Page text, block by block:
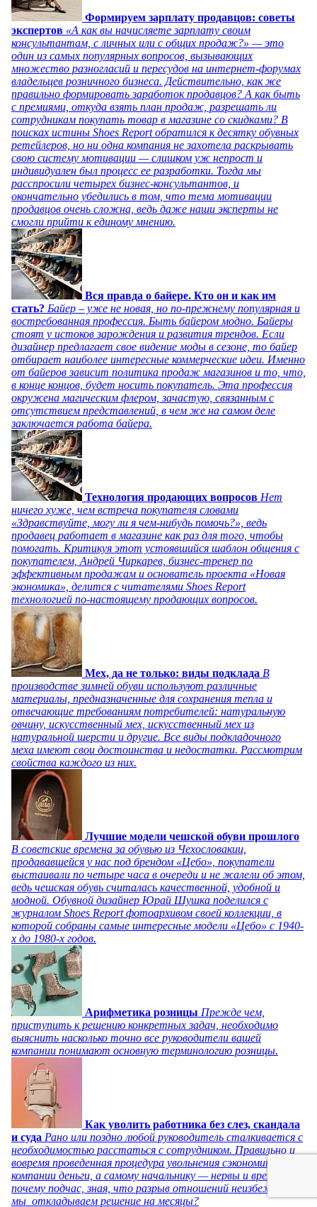
Формируем зарплату продавцов: советы
экспертов «А как вы начисляете зарплату своим
консультантам, с личных или с общих продаж?» — это
один из самых популярных вопросов, вызывающих
множество разногласий и пересудов на интернет-форумах
владельцев розничного бизнеса. Действительно, как же
правильно формировать заработок продавцов? А как быть
с премиями, откуда взять план продаж, разрешать ли
сотрудникам покупать товар в магазине со скидками? В
поисках истины Shoes Report обратился к десятку обувных
ретейлеров, но ни одна компания не захотела раскрывать
свою систему мотивации — слишком уж непрост и
индивидуален был процесс ее разработки. Тогда мы
расспросили четырех бизнес-консультантов, и
окончательно убедились в том, что тема мотивации
продавцов очень сложна, ведь даже наши эксперты не
смогли прийти к единому мнению.
Вся правда о байере. Кто он и как им
стать? Байер – уже не новая, но по-прежнему популярная и
востребованная профессия. Быть байером модно. Байеры
стоят у истоков зарождения и развития трендов. Если
дизайнер предлагает свое видение моды в сезоне, то байер
отбирает наиболее интересные коммерческие идеи. Именно
от байеров зависит политика продаж магазинов и то, что,
в конце концов, будет носить покупатель. Эта профессия
окружена магическим флером, зачастую, связанным с
отсутствием представлений, в чем же на самом деле
заключается работа байера.
Технология продающих вопросов Нет
ничего хуже, чем встреча покупателя словами
«Здравствуйте, могу ли я чем-нибудь помочь?», ведь
продавец работает в магазине как раз для того, чтобы
помогать. Критикуя этот устоявшийся шаблон общения с
покупателем, Андрей Чиркарев, бизнес-тренер по
эффективным продажам и основатель проекта «Новая
экономика», делится с читателями Shoes Report
технологией по-настоящему продающих вопросов.
Мех, да не только: виды подклада В
производстве зимней обуви используют различные
материалы, предназначенные для сохранения тепла и
отвечающие требованиям потребителей: натуральную
овчину, искусственный мех, искусственный мех из
натуральной шерсти и другие. Все виды подкладочного
меха имеют свои достоинства и недостатки. Рассмотрим
свойства каждого из них.
Лучшие модели чешской обуви прошлого
В советские времена за обувью из Чехословакии,
продававшейся у нас под брендом «Цебо», покупатели
выстаивали по четыре часа в очереди и не жалели об этом,
ведь чешская обувь считалась качественной, удобной и
модной. Обувной дизайнер Юрай Шушка поделился с
журналом Shoes Report фотоархивом своей коллекции, в
которой собраны самые интересные модели «Цебо» с 1940-
х до 1980-х годов.
Арифметика розницы Прежде чем,
приступить к решению конкретных задач, необходимо
выяснить насколько точно все руководители вашей
компании понимают основную терминологию розницы.
Как уволить работника без слез, скандала
и суда Рано или поздно любой руководитель сталкивается с
необходимостью расстаться с сотрудником. Правильно и
вовремя проведенная процедура увольнения сэкономит
компании деньги, а самому начальнику — нервы и время. Но
почему подчас, зная, что разрыв отношений неизбежен,
мы откладываем решение на месяцы?